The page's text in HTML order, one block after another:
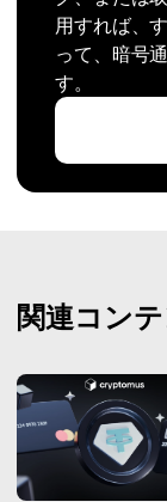
用すれば、
って、暗号
す。
関連コン